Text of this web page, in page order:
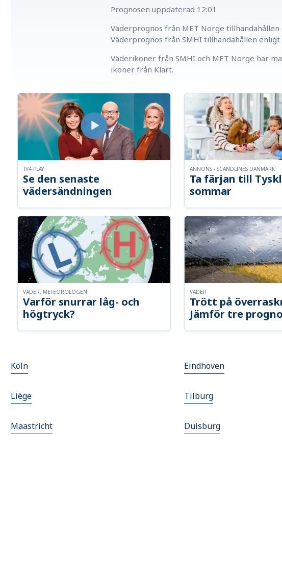
Prognosen uppdaterad 12:01
Väderprognos från MET Norge tillhandahållen
Väderprognos från SMHI tillhandahållen enligt
Väderikoner från SMHI och MET Norge har
ikoner från Klart.
Se den senaste
vädersändningen
TV4 PLAY
Ta färjan till
sommar
ANNONS - SCANDLINES DANMARK
Varför snurrar låg- och
högtryck?
VÄDER, METEOROLOGEN
Trött på
Jämför tre
VÄDER
Köln Eindhoven
Liège Tilburg
Maastricht Duisburg